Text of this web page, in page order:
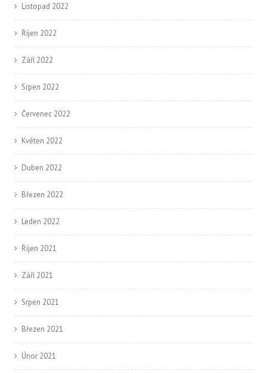
Listopad 2022
Říjen 2022
Září 2022
Srpen 2022
Červenec 2022
Květen 2022
Duben 2022
Březen 2022
Leden 2022
Říjen 2021
Září 2021
Srpen 2021
Březen 2021
Únor 2021